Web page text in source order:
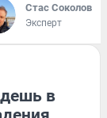
Стас Соколов
Эксперт
в